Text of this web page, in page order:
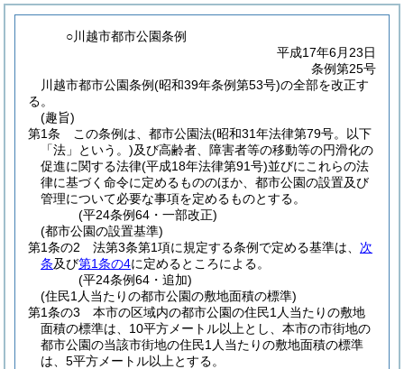
○川越市都市公園条例
平成17年6月23日
条例第25号
川越市都市公園条例(昭和39年条例第53号)の全部を改正す
る。
(趣旨)
第1条
この条例は、都市公園法(昭和31年法律第79号。以下
「法」という。)及び高齢者、障害者等の移動等の円滑化の
促進に関する法律(平成18年法律第91号)並びにこれらの法
律に基づく命令に定めるもののほか、都市公園の設置及び
管理について必要な事項を定めるものとする。
(平24条例64・一部改正)
(都市公園の設置基準)
第1条の2
法第3条第1項に規定する条例で定める基準は、 次
条及び第1条の4に定めるところによる。
(平24条例64・追加)
(住民1人当たりの都市公園の敷地面積の標準)
第1条の3
本市の区域内の都市公園の住民1人当たりの敷地
面積の標準は、10平方メートル以上とし、本市の市街地の
都市公園の当該市街地の住民1人当たりの敷地面積の標準
は、5平方メートル以上とする。